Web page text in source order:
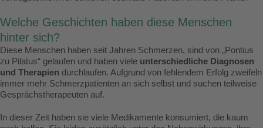
Welche Geschichten haben diese Menschen
hinter sich?
Diese Menschen haben seit Jahren Schmerzen, sind von „Pontius
zu Pilatus“ gelaufen und haben viele unterschiedliche Diagnosen
und Therapien durchlaufen. Aufgrund von fehlendem Erfolg zweifeln
immer mehr Schmerzpatienten an sich selbst und suchen teilweise
Gesprächstherapeuten auf.
In dieser Zeit haben sie viele Medikamente konsumiert, die kaum